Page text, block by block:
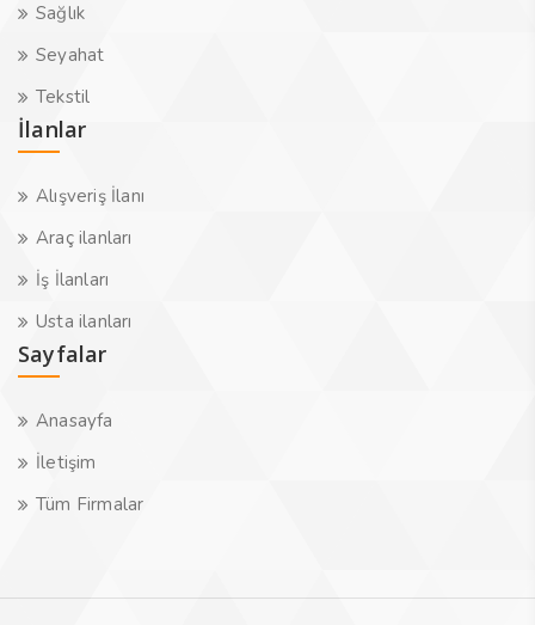
Sağlık
Seyahat
Tekstil
İlanlar
Alışveriş İlanı
Araç ilanları
İş İlanları
Usta ilanları
Sayfalar
Anasayfa
İletişim
Tüm Firmalar